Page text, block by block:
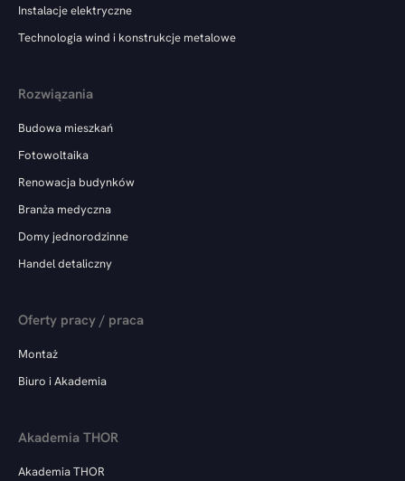
Instalacje elektryczne
Technologia wind i konstrukcje metalowe
Rozwiązania
Budowa mieszkań
Fotowoltaika
Renowacja budynków
Branża medyczna
Domy jednorodzinne
Handel detaliczny
Oferty pracy / praca
Montaż
Biuro i Akademia
Akademia THOR
Akademia THOR